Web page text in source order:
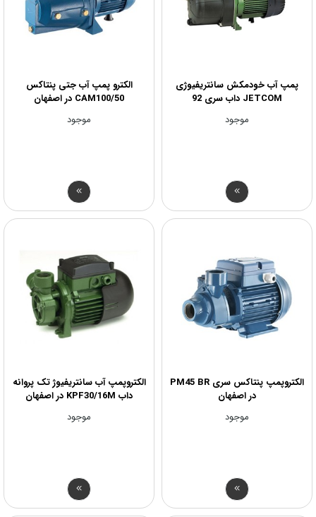
پمپ آب خودمکش سانتریفیوژی
JETCOM داب سری 92
موجود
الکترو پمپ آب جتی پنتاکس
CAM100/50 در اصفهان
موجود
الکتروپمپ پنتاکس سری PM45 BR
در اصفهان
موجود
الکتروپمپ آب سانتریفیوژ تک پروانه
داب KPF30/16M در اصفهان
موجود